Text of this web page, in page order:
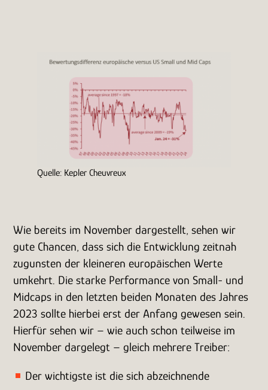
Quelle: Kepler Cheuvreux
Wie bereits im November dargestellt, sehen wir
gute Chancen, dass sich die Entwicklung zeitnah
zugunsten der kleineren europäischen Werte
umkehrt. Die starke Performance von Small- und
Midcaps in den letzten beiden Monaten des Jahres
2023 sollte hierbei erst der Anfang gewesen sein.
Hierfür sehen wir – wie auch schon teilweise im
November dargelegt – gleich mehrere Treiber:
Der wichtigste ist die sich abzeichnende